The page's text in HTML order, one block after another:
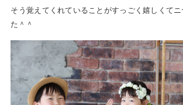
そう覚えてくれていることがすっごく嬉しくて
た＾＾